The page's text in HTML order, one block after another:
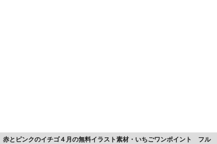
赤とピンクのイチゴ４月の無料イラスト素材・いちごワンポイント フル